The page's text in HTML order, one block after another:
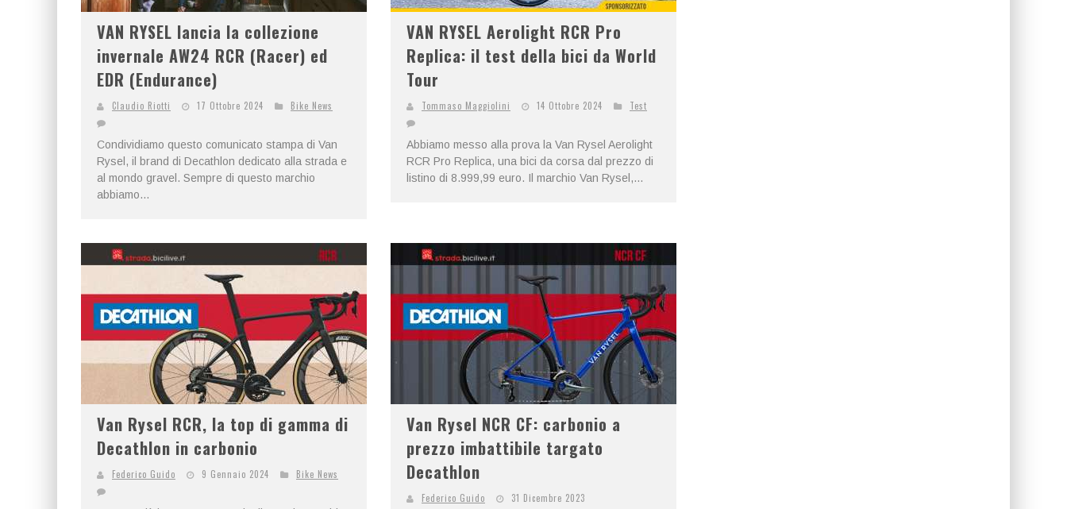
VAN RYSEL lancia la collezione
invernale AW24 RCR (Racer) ed
EDR (Endurance)
Claudio Riotti 17 Ottobre 2024 Bike News
Condividiamo questo comunicato stampa di Van
Rysel, il brand di Decathlon dedicato alla strada e
al mondo gravel. Sempre di questo marchio
abbiamo...
VAN RYSEL Aerolight RCR Pro
Replica: il test della bici da World
Tour
Tommaso Maggiolini 14 Ottobre 2024 Test
Abbiamo messo alla prova la Van Rysel Aerolight
RCR Pro Replica, una bici da corsa dal prezzo di
listino di 8.999,99 euro. Il marchio Van Rysel,...
Van Rysel RCR, la top di gamma di
Decathlon in carbonio
Federico Guido 9 Gennaio 2024 Bike News
Van Rysel NCR CF: carbonio a
prezzo imbattibile targato
Decathlon
Federico Guido
31 Dicembre 2023